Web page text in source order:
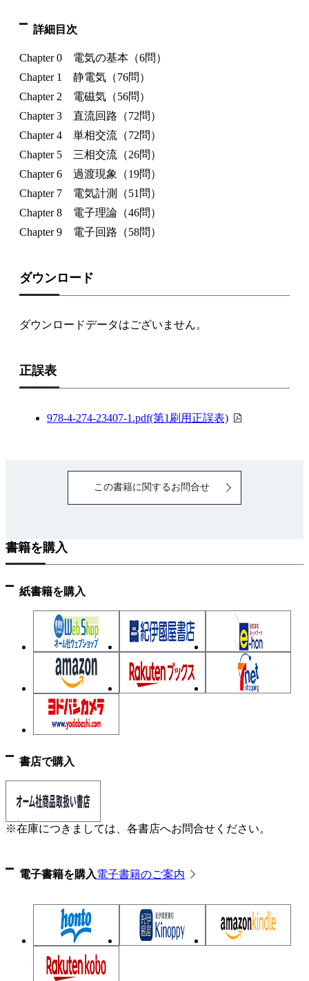
詳細目次
Chapter 0 電気の基本（6問）
Chapter 1 静電気（76問）
Chapter 2 電磁気（56問）
Chapter 3 直流回路（72問）
Chapter 4 単相交流（72問）
Chapter 5 三相交流（26問）
Chapter 6 過渡現象（19問）
Chapter 7 電気計測（51問）
Chapter 8 電子理論（46問）
Chapter 9 電子回路（58問）
ダウンロード
ダウンロードデータはございません。
正誤表
978-4-274-23407-1.pdf(第1刷用正誤表)
PDF
この書籍に関するお問合せ
書籍を購入
紙書籍を購入
書店で購入
※在庫につきましては、各書店へお問合せください。
電子書籍を購入電子書籍のご案内